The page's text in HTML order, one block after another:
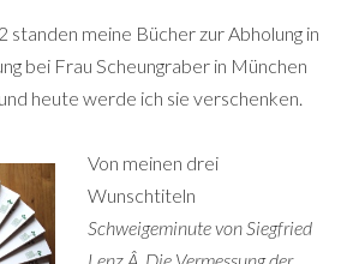
standen meine Bücher zur Abholung in
bei Frau Scheungraber in München
heute werde ich sie verschenken.
Von meinen drei
Wunschtiteln
Schweigeminute von Siegfried